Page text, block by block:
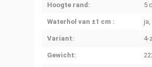
Hoogte rand: 5
Waterhol van ±1 cm : ja,
Variant: 4-
Gewicht: